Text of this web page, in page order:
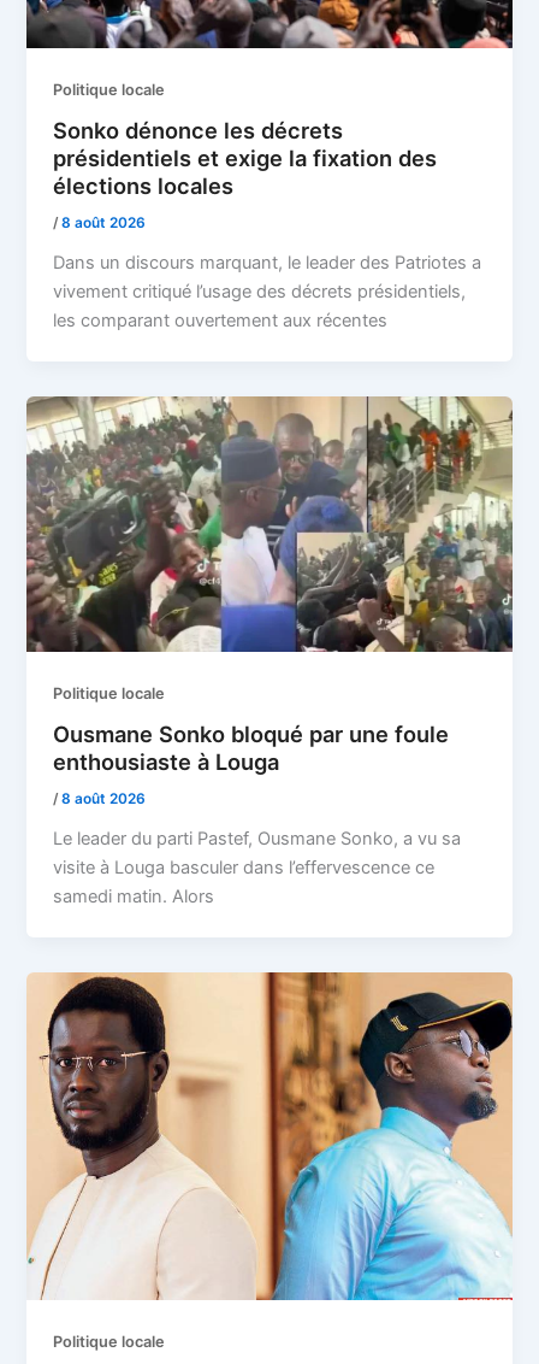
Politique locale
Sonko dénonce les décrets
présidentiels et exige la fixation des
élections locales
/8 août 2026
Dans un discours marquant, le leader des Patriotes a
vivement critiqué l’usage des décrets présidentiels,
les comparant ouvertement aux récentes
Politique locale
Ousmane Sonko bloqué par une foule
enthousiaste à Louga
/8 août 2026
Le leader du parti Pastef, Ousmane Sonko, a vu sa
visite à Louga basculer dans l’effervescence ce
samedi matin. Alors
Politique locale